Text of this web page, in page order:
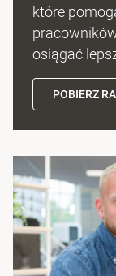
które
osiągać
POBIERZ